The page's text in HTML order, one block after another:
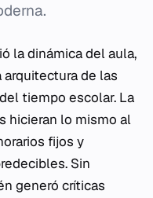
la dinámica del aula,
de las
tiempo escolar. La
hicieran lo mismo al
fijos y
Sin
generó críticas